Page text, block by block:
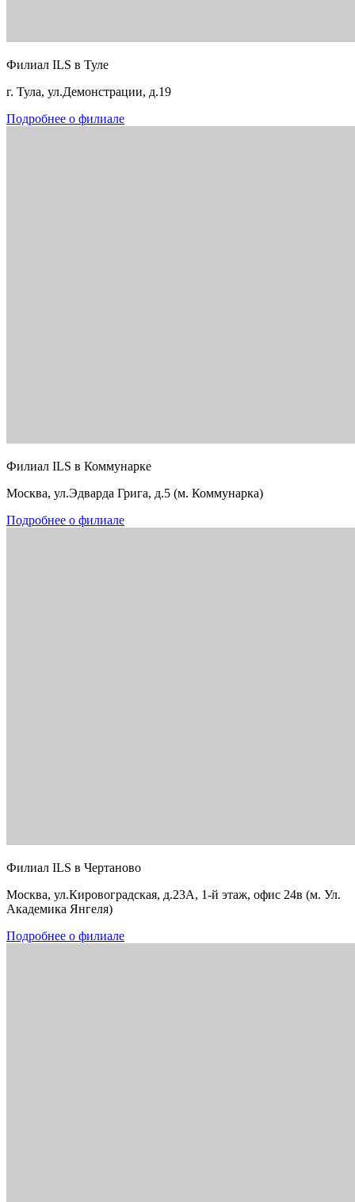
Филиал ILS в Туле
г. Тула, ул.Демонстрации, д.19
Подробнее о филиале
Филиал ILS в Коммунарке
Москва, ул.Эдварда Грига, д.5 (м. Коммунарка)
Подробнее о филиале
Филиал ILS в Чертаново
Москва, ул.Кировоградская, д.23А, 1-й этаж, офис 24в (м. Ул.
Академика Янгеля)
Подробнее о филиале